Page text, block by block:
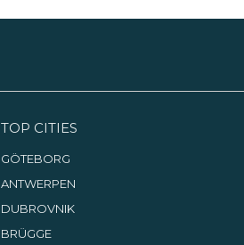
TOP CITIES
GÖTEBORG
ANTWERPEN
DUBROVNIK
BRÜGGE